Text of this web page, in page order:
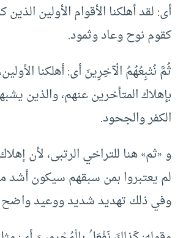
أى: لقد أهلكنا الأقوام الأولين الذين
كقوم نوح وعاد وثمود.
ثُمَّ نُتْبِعُهُمُ الْآخِرِينَ أى: أهلكنا
بإهلاك المتأخرين عنهم، والذين
الكفر والجحود.
و «ثم» هنا للتراخي الرتبى، لأن
لم يعتبروا بمن سبقهم سيكون أشد
وفي ذلك تهديد شديد ووعيد